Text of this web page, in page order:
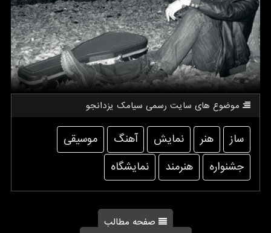
موضوع های سایت رسمی سیامك یزدانجو
ساز هنر نمایش آهنگ
موسیقی
جشنواره
هنرمند نمایشگاه
صفحه مطالب